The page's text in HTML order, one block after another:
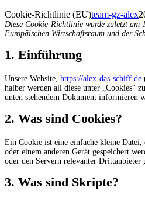
Cookie-Richtlinie (EU)team-gz-alex
Diese Cookie-Richtlinie wurde zuletzt
Europäischen Wirtschaftsraum und der
1. Einführung
Unsere Website, https://alex-das-schiff.de
halber werden all diese unter „Cookies“
unten stehendem Dokument informieren
2. Was sind Cookies?
Ein Cookie ist eine einfache kleine Datei,
oder einem anderen Gerät gespeichert
oder den Servern relevanter Drittanbieter
3. Was sind Skripte?